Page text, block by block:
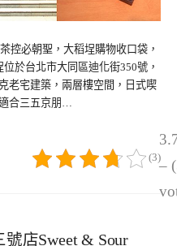
控必朝聖，大稻埕購物收口袋，
於台北市大同區迪化街350號，
老宅建築，兩層樓空間，日式喫
合三五京朋…
–
(3)
店Sweet & Sour